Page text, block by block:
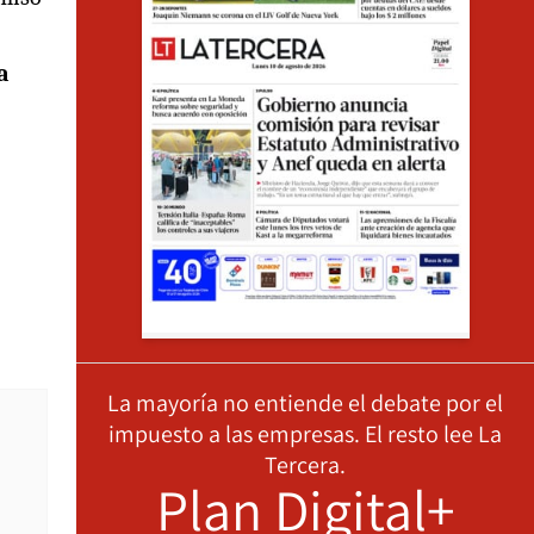
La mayoría no entiende el debate por el
impuesto a las empresas. El resto lee La
Tercera.
Plan Digital+